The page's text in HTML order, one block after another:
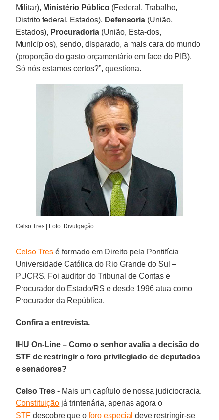
Militar), Ministério Público (Federal, Trabalho,
Distrito federal, Estados), Defensoria (União,
Estados), Procuradoria (União, Esta-dos,
Municípios), sendo, disparado, a mais cara do mundo
(proporção do gasto orçamentário em face do PIB).
Só nós estamos certos?”, questiona.
Celso Tres | Foto: Divulgação
Celso Tres é formado em Direito pela Pontifícia
Universidade Católica do Rio Grande do Sul –
PUCRS. Foi auditor do Tribunal de Contas e
Procurador do Estado/RS e desde 1996 atua como
Procurador da República.
Confira a entrevista.
IHU On-Line – Como o senhor avalia a decisão do
STF de restringir o foro privilegiado de deputados
e senadores?
Celso Tres - Mais um capítulo de nossa judiciocracia.
Constituição já trintenária, apenas agora o
STF descobre que oforo especial deve restringir-se